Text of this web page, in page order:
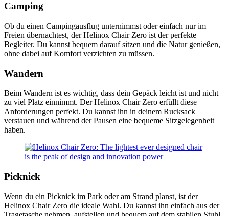
Camping
Ob du einen Campingausflug unternimmst oder einfach nur im
Freien übernachtest, der Helinox Chair Zero ist der perfekte
Begleiter. Du kannst bequem darauf sitzen und die Natur genießen,
ohne dabei auf Komfort verzichten zu müssen.
Wandern
Beim Wandern ist es wichtig, dass dein Gepäck leicht ist und nicht
zu viel Platz einnimmt. Der Helinox Chair Zero erfüllt diese
Anforderungen perfekt. Du kannst ihn in deinem Rucksack
verstauen und während der Pausen eine bequeme Sitzgelegenheit
haben.
Picknick
Wenn du ein Picknick im Park oder am Strand planst, ist der
Helinox Chair Zero die ideale Wahl. Du kannst ihn einfach aus der